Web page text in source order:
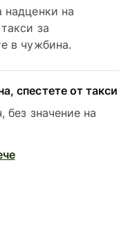
надценки на
за
в чужбина.
спестете от такси
без значение на